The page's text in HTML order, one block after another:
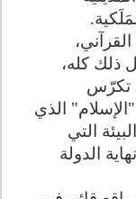
ذلك كله،
تكرّس
الذي
التي
الدولة